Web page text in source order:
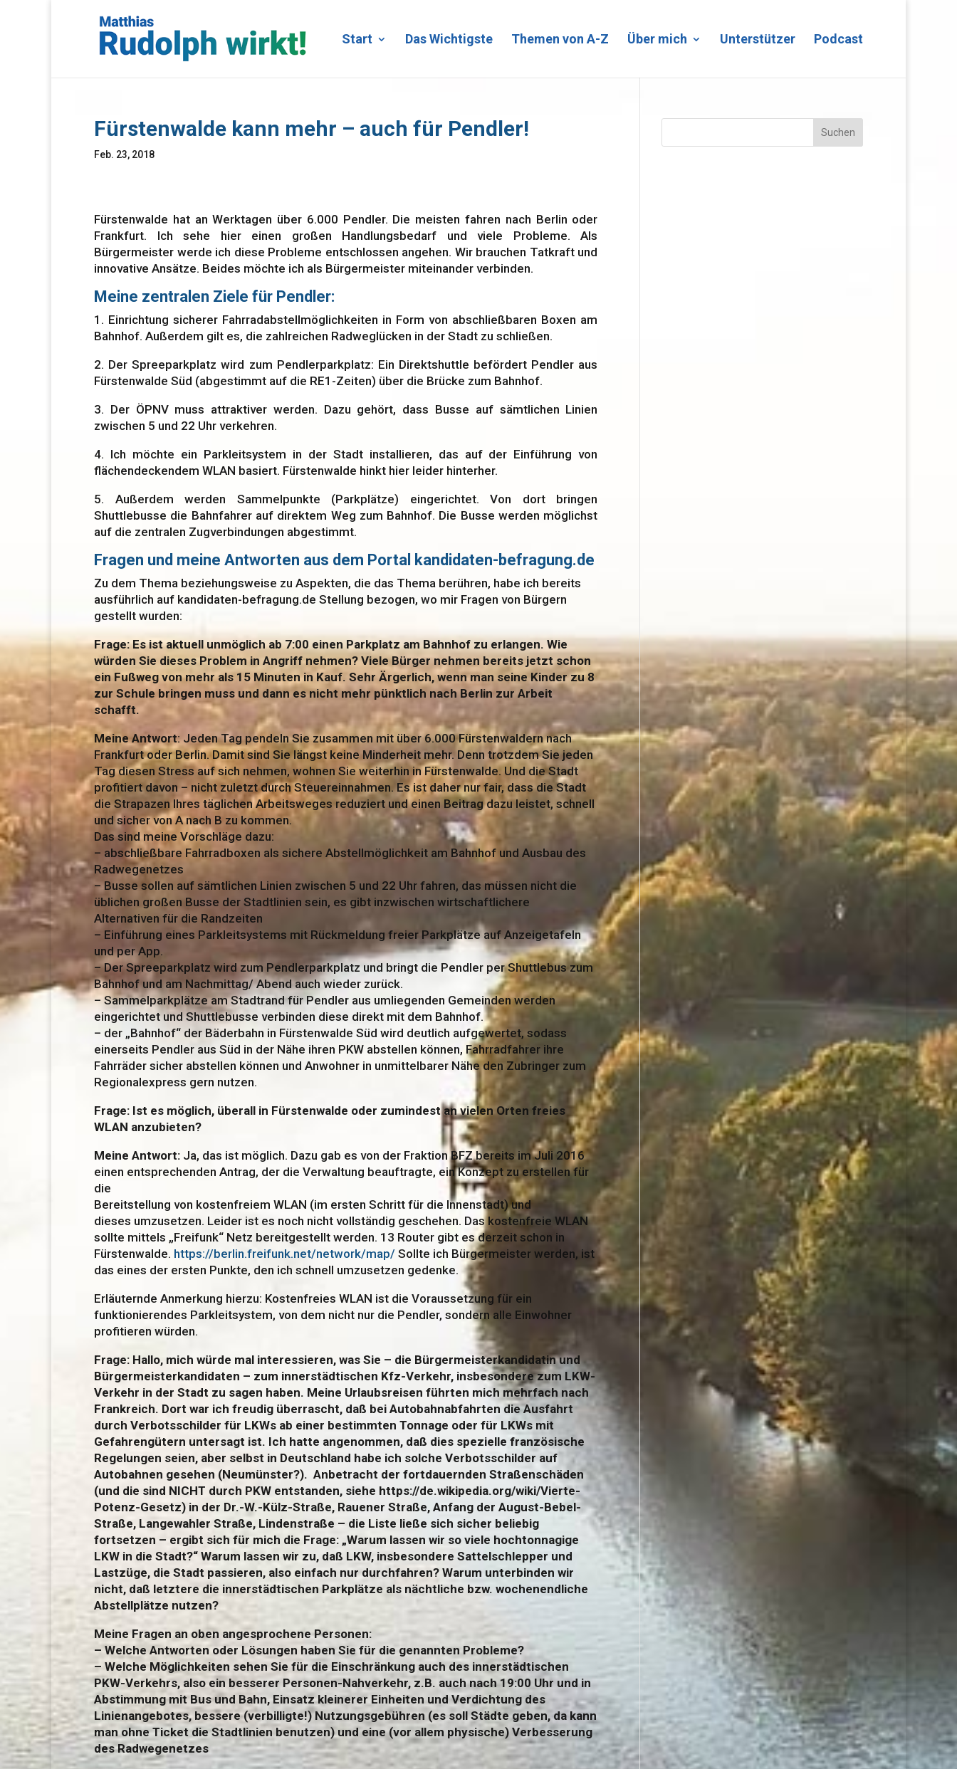
Start Das Wichtigste Themen von A-Z Über mich Unterstützer Podcast
Fürstenwalde kann mehr – auch für Pendler!
Feb. 23, 2018
Fürstenwalde hat an Werktagen über 6.000 Pendler. Die meisten fahren nach Berlin oder
Frankfurt. Ich sehe hier einen großen Handlungsbedarf und viele Probleme. Als
Bürgermeister werde ich diese Probleme entschlossen angehen. Wir brauchen Tatkraft und
innovative Ansätze. Beides möchte ich als Bürgermeister miteinander verbinden.
Meine zentralen Ziele für Pendler:
1. Einrichtung sicherer Fahrradabstellmöglichkeiten in Form von abschließbaren Boxen am
Bahnhof. Außerdem gilt es, die zahlreichen Radweglücken in der Stadt zu schließen.
2. Der Spreeparkplatz wird zum Pendlerparkplatz: Ein Direktshuttle befördert Pendler aus
Fürstenwalde Süd (abgestimmt auf die RE1-Zeiten) über die Brücke zum Bahnhof.
3. Der ÖPNV muss attraktiver werden. Dazu gehört, dass Busse auf sämtlichen Linien
zwischen 5 und 22 Uhr verkehren.
4. Ich möchte ein Parkleitsystem in der Stadt installieren, das auf der Einführung von
flächendeckendem WLAN basiert. Fürstenwalde hinkt hier leider hinterher.
5. Außerdem werden Sammelpunkte (Parkplätze) eingerichtet. Von dort bringen
Shuttlebusse die Bahnfahrer auf direktem Weg zum Bahnhof. Die Busse werden möglichst
auf die zentralen Zugverbindungen abgestimmt.
Fragen und meine Antworten aus dem Portal kandidaten-befragung.de
Zu dem Thema beziehungsweise zu Aspekten, die das Thema berühren, habe ich bereits
ausführlich auf kandidaten-befragung.de Stellung bezogen, wo mir Fragen von Bürgern
gestellt wurden:
Frage: Es ist aktuell unmöglich ab 7:00 einen Parkplatz am Bahnhof zu erlangen. Wie
würden Sie dieses Problem in Angriff nehmen? Viele Bürger nehmen bereits jetzt schon
ein Fußweg von mehr als 15 Minuten in Kauf. Sehr Ärgerlich, wenn man seine Kinder zu 8
zur Schule bringen muss und dann es nicht mehr pünktlich nach Berlin zur Arbeit
schafft.
Meine Antwort: Jeden Tag pendeln Sie zusammen mit über 6.000 Fürstenwaldern nach
Frankfurt oder Berlin. Damit sind Sie längst keine Minderheit mehr. Denn trotzdem Sie jeden
Tag diesen Stress auf sich nehmen, wohnen Sie weiterhin in Fürstenwalde. Und die Stadt
profitiert davon – nicht zuletzt durch Steuereinnahmen. Es ist daher nur fair, dass die Stadt
die Strapazen Ihres täglichen Arbeitsweges reduziert und einen Beitrag dazu leistet, schnell
und sicher von A nach B zu kommen.
Das sind meine Vorschläge dazu:
– abschließbare Fahrradboxen als sichere Abstellmöglichkeit am Bahnhof und Ausbau des
Radwegenetzes
– Busse sollen auf sämtlichen Linien zwischen 5 und 22 Uhr fahren, das müssen nicht die
üblichen großen Busse der Stadtlinien sein, es gibt inzwischen wirtschaftlichere
Alternativen für die Randzeiten
– Einführung eines Parkleitsystems mit Rückmeldung freier Parkplätze auf Anzeigetafeln
und per App.
– Der Spreeparkplatz wird zum Pendlerparkplatz und bringt die Pendler per Shuttlebus zum
Bahnhof und am Nachmittag/ Abend auch wieder zurück.
– Sammelparkplätze am Stadtrand für Pendler aus umliegenden Gemeinden werden
eingerichtet und Shuttlebusse verbinden diese direkt mit dem Bahnhof.
– der „Bahnhof“ der Bäderbahn in Fürstenwalde Süd wird deutlich aufgewertet, sodass
einerseits Pendler aus Süd in der Nähe ihren PKW abstellen können, Fahrradfahrer ihre
Fahrräder sicher abstellen können und Anwohner in unmittelbarer Nähe den Zubringer zum
Regionalexpress gern nutzen.
Frage: Ist es möglich, überall in Fürstenwalde oder zumindest an vielen Orten freies
WLAN anzubieten?
Meine Antwort: Ja, das ist möglich. Dazu gab es von der Fraktion BFZ bereits im Juli 2016
einen entsprechenden Antrag, der die Verwaltung beauftragte, ein Konzept zu erstellen für
die
Bereitstellung von kostenfreiem WLAN (im ersten Schritt für die Innenstadt) und
dieses umzusetzen. Leider ist es noch nicht vollständig geschehen. Das kostenfreie WLAN
sollte mittels „Freifunk“ Netz bereitgestellt werden. 13 Router gibt es derzeit schon in
Fürstenwalde. https://berlin.freifunk.net/network/map/ Sollte ich Bürgermeister werden, ist
das eines der ersten Punkte, den ich schnell umzusetzen gedenke.
Erläuternde Anmerkung hierzu: Kostenfreies WLAN ist die Voraussetzung für ein
funktionierendes Parkleitsystem, von dem nicht nur die Pendler, sondern alle Einwohner
profitieren würden.
Frage: Hallo, mich würde mal interessieren, was Sie – die Bürgermeisterkandidatin und
Bürgermeisterkandidaten – zum innerstädtischen Kfz-Verkehr, insbesondere zum LKW-
Verkehr in der Stadt zu sagen haben. Meine Urlaubsreisen führten mich mehrfach nach
Frankreich. Dort war ich freudig überrascht, daß bei Autobahnabfahrten die Ausfahrt
durch Verbotsschilder für LKWs ab einer bestimmten Tonnage oder für LKWs mit
Gefahrengütern untersagt ist. Ich hatte angenommen, daß dies spezielle französische
Regelungen seien, aber selbst in Deutschland habe ich solche Verbotsschilder auf
Autobahnen gesehen (Neumünster?). Anbetracht der fortdauernden Straßenschäden
(und die sind NICHT durch PKW entstanden, siehe https://de.wikipedia.org/wiki/Vierte-
Potenz-Gesetz) in der Dr.-W.-Külz-Straße, Rauener Straße, Anfang der August-Bebel-
Straße, Langewahler Straße, Lindenstraße – die Liste ließe sich sicher beliebig
fortsetzen – ergibt sich für mich die Frage: „Warum lassen wir so viele hochtonnagige
LKW in die Stadt?“ Warum lassen wir zu, daß LKW, insbesondere Sattelschlepper und
Lastzüge, die Stadt passieren, also einfach nur durchfahren? Warum unterbinden wir
nicht, daß letztere die innerstädtischen Parkplätze als nächtliche bzw. wochenendliche
Abstellplätze nutzen?
Meine Fragen an oben angesprochene Personen:
– Welche Antworten oder Lösungen haben Sie für die genannten Probleme?
– Welche Möglichkeiten sehen Sie für die Einschränkung auch des innerstädtischen
PKW-Verkehrs, also ein besserer Personen-Nahverkehr, z.B. auch nach 19:00 Uhr und in
Abstimmung mit Bus und Bahn, Einsatz kleinerer Einheiten und Verdichtung des
Linienangebotes, bessere (verbilligte!) Nutzungsgebühren (es soll Städte geben, da kann
man ohne Ticket die Stadtlinien benutzen) und eine (vor allem physische) Verbesserung
des Radwegenetzes
Suchen